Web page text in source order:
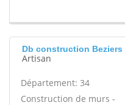
Db construction Beziers
Artisan
Département: 34
Construction de murs -